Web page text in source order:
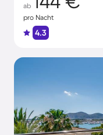
ab
pro Nacht
4.3